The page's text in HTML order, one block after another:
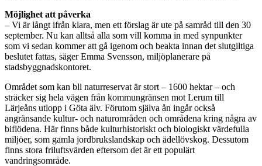
Möjlighet att påverka
– Vi är långt ifrån klara, men ett förslag är ute på samråd till den 30
september. Nu kan alltså alla som vill komma in med synpunkter
som vi sedan kommer att gå igenom och beakta innan det slutgiltiga
beslutet fattas, säger Emma Svensson, miljöplanerare på
stadsbyggnadskontoret.
Området som kan bli naturreservat är stort – 1600 hektar – och
sträcker sig hela vägen från kommungränsen mot Lerum till
Lärjeåns utlopp i Göta älv. Förutom själva ån ingår också
angränsande kultur- och naturområden och områdena kring några av
biflödena. Här finns både kulturhistoriskt och biologiskt värdefulla
miljöer, som gamla jordbrukslandskap och ädellövskog. Dessutom
finns stora friluftsvärden eftersom det är ett populärt
vandringsområde.